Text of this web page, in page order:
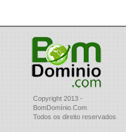
Copyright 2013 -
BomDomínio.Com
Todos os direito reservados